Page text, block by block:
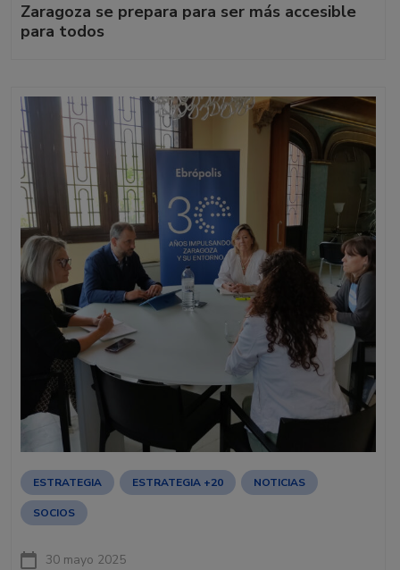
Zaragoza se prepara para ser más accesible
para todos
ESTRATEGIA ESTRATEGIA +20 NOTICIAS
SOCIOS
30 mayo 2025